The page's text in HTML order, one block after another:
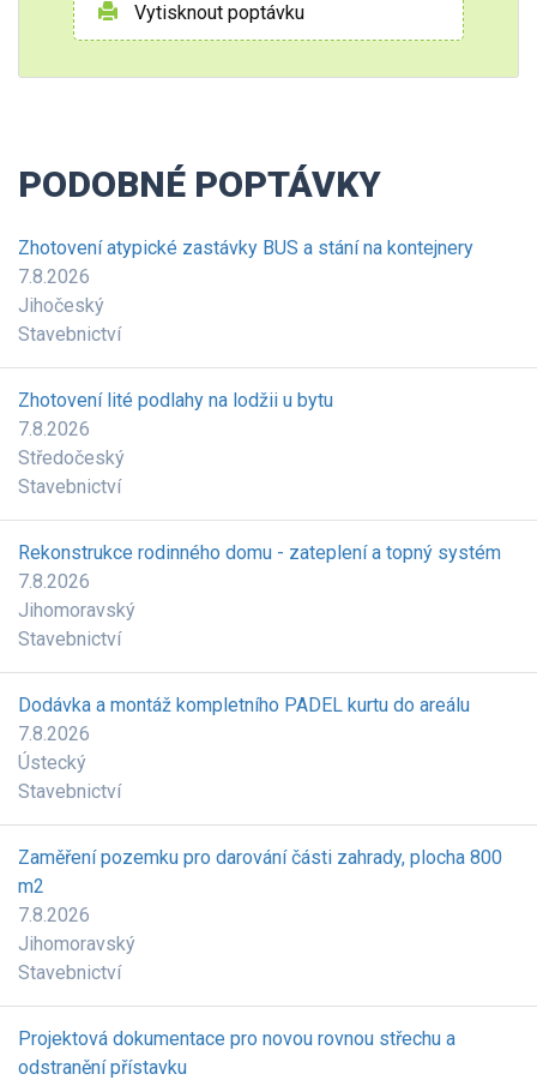
Vytisknout poptávku
PODOBNÉ POPTÁVKY
Zhotovení atypické zastávky BUS a stání na kontejnery
7.8.2026
Jihočeský
Stavebnictví
Zhotovení lité podlahy na lodžii u bytu
7.8.2026
Středočeský
Stavebnictví
Rekonstrukce rodinného domu - zateplení a topný systém
7.8.2026
Jihomoravský
Stavebnictví
Dodávka a montáž kompletního PADEL kurtu do areálu
7.8.2026
Ústecký
Stavebnictví
Zaměření pozemku pro darování části zahrady, plocha 800
m2
7.8.2026
Jihomoravský
Stavebnictví
Projektová dokumentace pro novou rovnou střechu a
odstranění přístavku